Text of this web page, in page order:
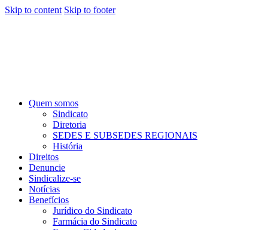
Skip to content Skip to footer
Quem somos
Sindicato
Diretoria
SEDES E SUBSEDES REGIONAIS
História
Direitos
Denuncie
Sindicalize-se
Notícias
Benefícios
Jurídico do Sindicato
Farmácia do Sindicato